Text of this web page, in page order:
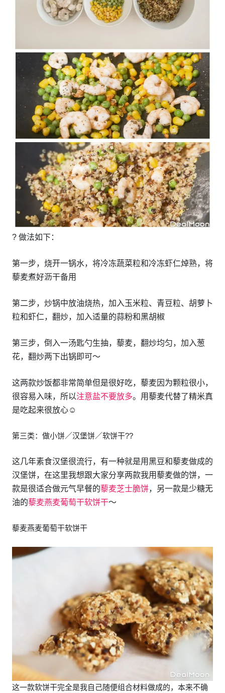
? 做法如下：
第一步，烧开一锅水，将冷冻蔬菜粒和冷冻虾仁焯熟，将
藜麦煮好沥干备用
第二步，炒锅中放油烧热，加入玉米粒、青豆粒、胡萝卜
粒和虾仁，翻炒，加入适量的蒜粉和黑胡椒
第三步，倒入一汤匙勺生抽，藜麦，翻炒均匀，加入葱
花，翻炒两下出锅即可～
这两款炒饭都非常简单但是很好吃，藜麦因为颗粒很小，
很容易入味，所以注意盐不要放多。用藜麦代替了精米真
是吃起来很放心☺️
第三类：做小饼／汉堡饼／软饼干?‍?
这几年素食汉堡很流行，有一种就是用黑豆和藜麦做成的
汉堡饼，在这里我想跟大家分享两款我用藜麦做的饼，一
款是很适合做元气早餐的藜麦芝士脆饼，另一款是少糖无
油的藜麦燕麦葡萄干软饼干～
藜麦燕麦葡萄干软饼干
这一款软饼干完全是我自己随便组合材料做成的，本来不确